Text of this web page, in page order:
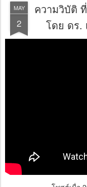
MAY
2
ความวิบัติ
โดย ดร.